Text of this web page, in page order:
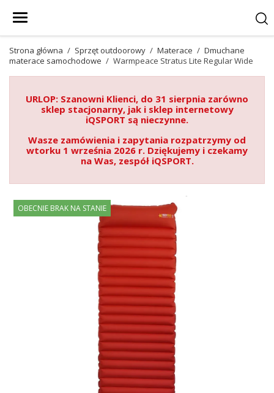
Strona główna Sprzęt outdoorowy Materace
Dmuchane
materace samochodowe
Warmpeace Stratus Lite Regular Wide
URLOP: Szanowni Klienci, do 31 sierpnia zarówno
sklep stacjonarny, jak i sklep internetowy
iQSPORT są nieczynne.
Wasze zamówienia i zapytania rozpatrzymy od
wtorku 1 września 2026 r. Dziękujemy i czekamy
na Was, zespół iQSPORT.
OBECNIE BRAK NA STANIE